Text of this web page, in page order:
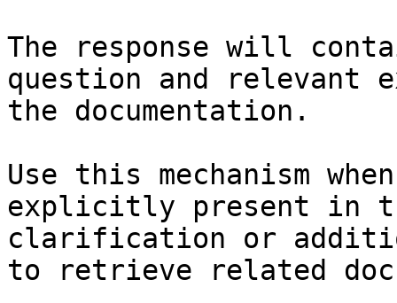
The response will
question and relevant
the documentation.
Use this mechanism
explicitly present in
clarification or